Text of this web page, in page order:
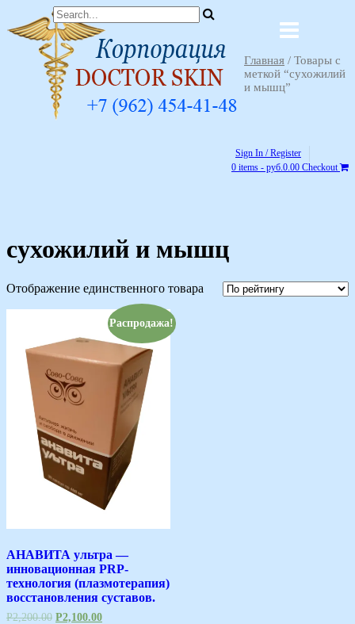
Sign In / Register
0 items - руб.0.00 Checkout
Главная / Товары с
меткой “сухожилий
и мышц”
сухожилий и мышц
Отображение единственного товара
Распродажа!
АНАВИТА ультра —
инновационная PRP-
технология (плазмотерапия)
восстановления суставов.
Р2,200.00 Р2,100.00